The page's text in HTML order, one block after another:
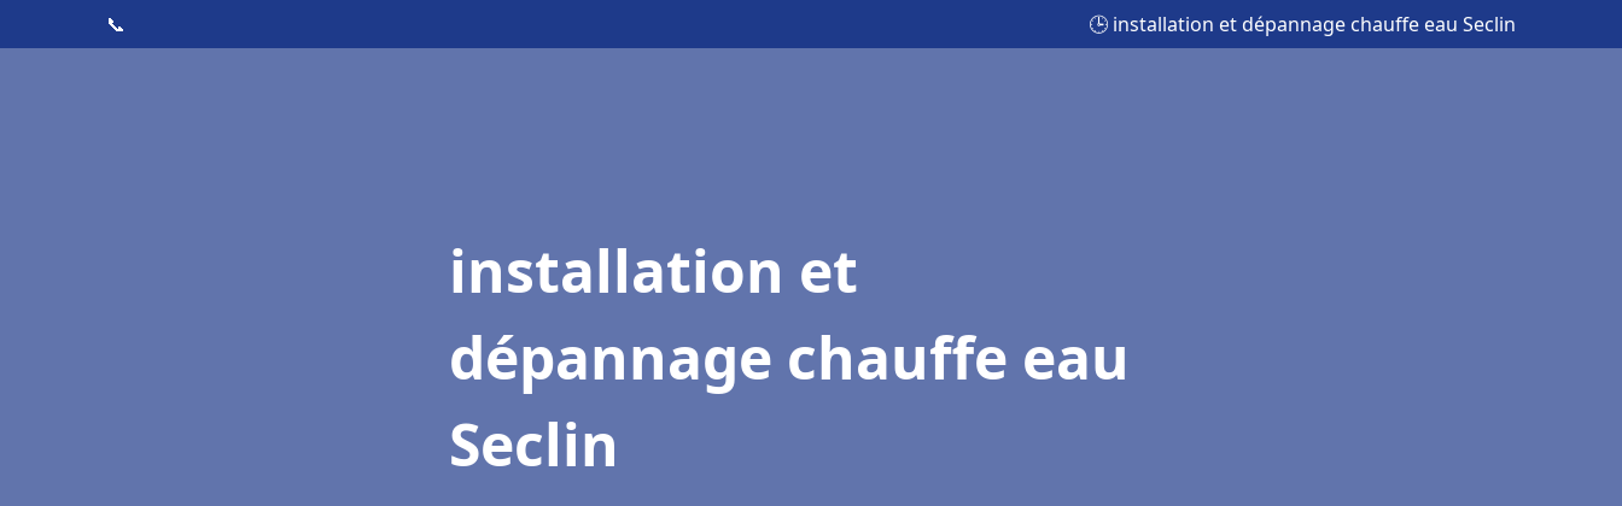
📞 🕒 installation et dépannage chauffe eau Seclin
installation et
dépannage chauffe eau
Seclin